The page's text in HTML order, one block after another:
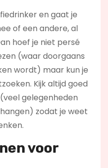
en gaat je
of een andere, al
hoef je niet persé
(waar doorgaans
wordt) maar kun je
Kijk altijd goed
gelegenheden
zodat je weet
voor